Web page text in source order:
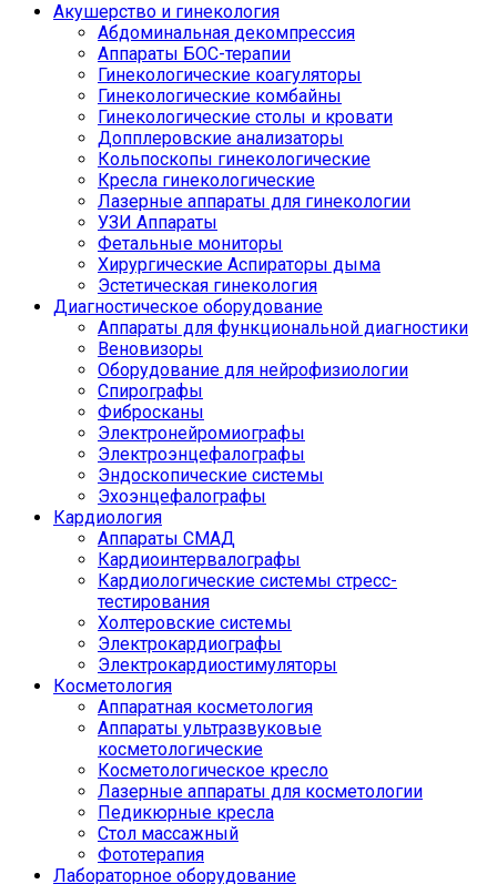
Акушерство и гинекология
Абдоминальная декомпрессия
Аппараты БОС-терапии
Гинекологические коагуляторы
Гинекологические комбайны
Гинекологические столы и кровати
Допплеровские анализаторы
Кольпоскопы гинекологические
Кресла гинекологические
Лазерные аппараты для гинекологии
УЗИ Аппараты
Фетальные мониторы
Хирургические Аспираторы дыма
Эстетическая гинекология
Диагностическое оборудование
Аппараты для функциональной диагностики
Веновизоры
Оборудование для нейрофизиологии
Спирографы
Фибросканы
Электронейромиографы
Электроэнцефалографы
Эндоскопические системы
Эхоэнцефалографы
Кардиология
Аппараты СМАД
Кардиоинтервалографы
Кардиологические системы стресс-
тестирования
Холтеровские системы
Электрокардиографы
Электрокардиостимуляторы
Косметология
Аппаратная косметология
Аппараты ультразвуковые
косметологические
Косметологическое кресло
Лазерные аппараты для косметологии
Педикюрные кресла
Стол массажный
Фототерапия
Лабораторное оборудование